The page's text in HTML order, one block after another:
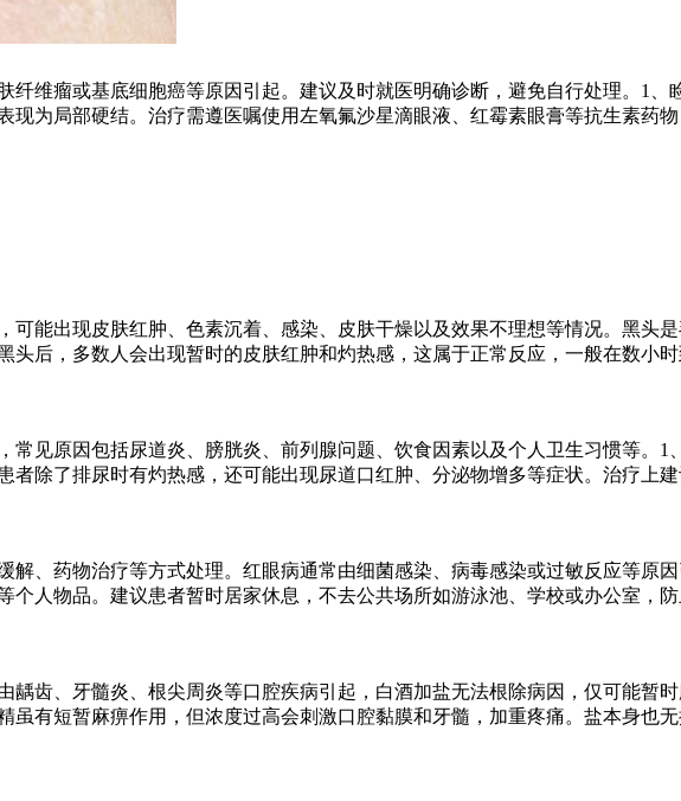
维瘤或基底细胞癌等原因引起。建议及时就医明确诊断，避免自行处理。1、
为局部硬结。治疗需遵医嘱使用左氧氟沙星滴眼液、红霉素眼膏等抗生素药
能出现皮肤红肿、色素沉着、感染、皮肤干燥以及效果不理想等情况。黑头
头后，多数人会出现暂时的皮肤红肿和灼热感，这属于正常反应，一般在数小
见原因包括尿道炎、膀胱炎、前列腺问题、饮食因素以及个人卫生习惯等。1
除了排尿时有灼热感，还可能出现尿道口红肿、分泌物增多等症状。治疗上
、药物治疗等方式处理。红眼病通常由细菌感染、病毒感染或过敏反应等原
人物品。建议患者暂时居家休息，不去公共场所如游泳池、学校或办公室，
齿、牙髓炎、根尖周炎等口腔疾病引起，白酒加盐无法根除病因，仅可能暂
有短暂麻痹作用，但浓度过高会刺激口腔黏膜和牙髓，加重疼痛。盐本身也